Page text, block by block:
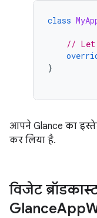
class
// Let
}
आपने Glance का
कर लिया है.
विजेट
GlanceApp